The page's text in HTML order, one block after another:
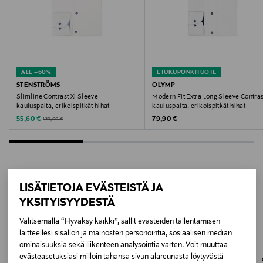
LISÄTIETOJA EVÄSTEISTÄ JA
YKSITYISYYDESTÄ
Valitsemalla “Hyväksy kaikki”, sallit evästeiden tallentamisen
laitteellesi sisällön ja mainosten personointia, sosiaalisen median
ominaisuuksia sekä liikenteen analysointia varten. Voit muuttaa
evästeasetuksiasi milloin tahansa sivun alareunasta löytyvästä
Valmistusmaa
Valmistajan tuotenumero
624G8272
Valmistaja
SAND COPENHAGEN
Valmistajan osoite
SAND COPENHAGEN, Agerskellet 2, 8920 Randers,
Denmark
Digitaalinen osoite
webshop@sandcopenhagen.com
ALE –60%
STENSTRÖMS
Slimline Contrast Xl Sleeve -
kauluspaita, erikoispitkät hihat
Discounted Price
55,60 € Original Price
139,00 €
ETUKUPONKITUOTE
OLYMP
Modern Fit Extra Long Sleeve
kauluspaita, erikoispitkät hihat
Original Price
79,90 €
LISÄÄ KIINNOSTAVIA
TUOTTEITA